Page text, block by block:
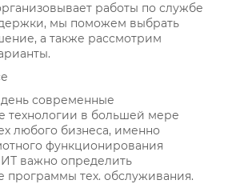
работы по службе
мы поможем выбрать
а также рассмотрим
современные
технологии в большей мере
любого бизнеса, именно
функционирования
важно определить
программы тех. обслуживания.